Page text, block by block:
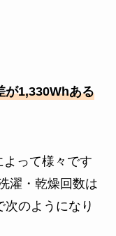
が1,330Whある
よって様々です
濯・乾燥回数は
次のようになり